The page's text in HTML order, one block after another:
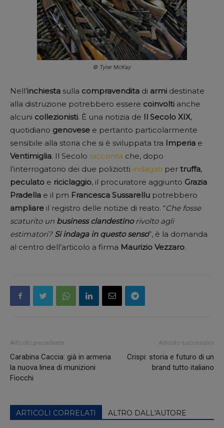
© Tyler McKay
Nell’inchiesta sulla compravendita di armi destinate
alla distruzione potrebbero essere coinvolti anche
alcuni collezionisti. È una notizia de Il Secolo XIX,
quotidiano genovese e pertanto particolarmente
sensibile alla storia che si è sviluppata tra Imperia e
Ventimiglia. Il Secolo racconta che, dopo
l’interrogatorio dei due poliziotti indagati per truffa,
peculato e riciclaggio, il procuratore aggiunto Grazia
Pradella e il pm Francesca Sussarellu potrebbero
ampliare il registro delle notizie di reato. “Che fosse
scaturito un business clandestinorivolto agli
estimatori? Si indaga in questo senso”, è la domanda
al centro dell’articolo a firma Maurizio Vezzaro.
Articolo precedente
Carabina Caccia: già in armeria
la nuova linea di munizioni
Fiocchi
Articolo successivo
Crispi: storia e futuro di un
brand tutto italiano
ARTICOLI CORRELATI ALTRO DALL'AUTORE